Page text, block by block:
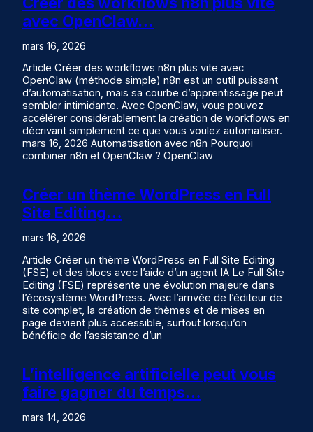
avec OpenClaw…
mars 16, 2026
Article Créer des workflows n8n plus vite avec
OpenClaw (méthode simple) n8n est un outil puissant
d’automatisation, mais sa courbe d’apprentissage peut
sembler intimidante. Avec OpenClaw, vous pouvez
accélérer considérablement la création de workflows en
décrivant simplement ce que vous voulez automatiser.
mars 16, 2026 Automatisation avec n8n Pourquoi
combiner n8n et OpenClaw ? OpenClaw
Créer un thème WordPress en Full
Site Editing…
mars 16, 2026
Article Créer un thème WordPress en Full Site Editing
(FSE) et des blocs avec l’aide d’un agent IA Le Full Site
Editing (FSE) représente une évolution majeure dans
l’écosystème WordPress. Avec l’arrivée de l’éditeur de
site complet, la création de thèmes et de mises en
page devient plus accessible, surtout lorsqu’on
bénéficie de l’assistance d’un
L’intelligence artificielle peut vous
faire gagner du temps…
mars 14, 2026